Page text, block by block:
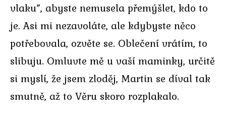
vlaku”, abyste nemusela přemýšlet, kdo to
je. Asi mi nezavoláte, ale kdybyste něco
potřebovala, ozvěte se. Oblečení vrátím, to
slibuju. Omluvte mě u vaší maminky, určitě
si myslí, že jsem zloděj, Martin se díval tak
smutně, až to Věru skoro rozplakalo.